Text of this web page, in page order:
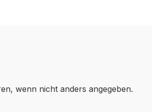
wenn nicht anders angegeben.